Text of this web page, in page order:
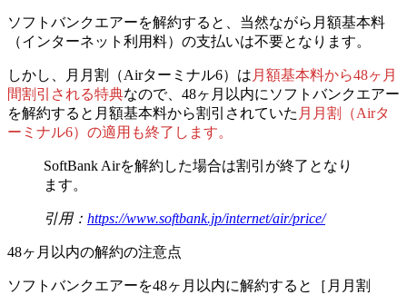
ソフトバンクエアーを解約すると、当然ながら月額基本料
（インターネット利用料）の支払いは不要となります。
しかし、月月割（Airターミナル6）は 月額基本料から48ヶ月
間割引される特典なので、 48ヶ月以内にソフトバンクエアー
を解約すると月額基本料から割引されていた 月月割（Airタ
ーミナル6）の適用も終了 しま す。
SoftBank Airを解約した場合は割引が終了となり
ます。
引用： https://www.softbank.jp/internet/air/price/
48ヶ月以内の解約の注意点
ソフトバンクエアーを48ヶ月以内に解約すると［月月割